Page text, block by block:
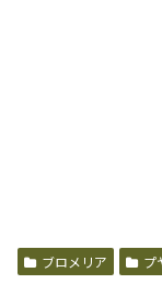
ブロメリア プ